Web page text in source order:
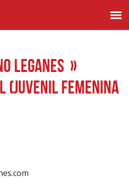
LEGANES »
(JUVENIL FEMENINA